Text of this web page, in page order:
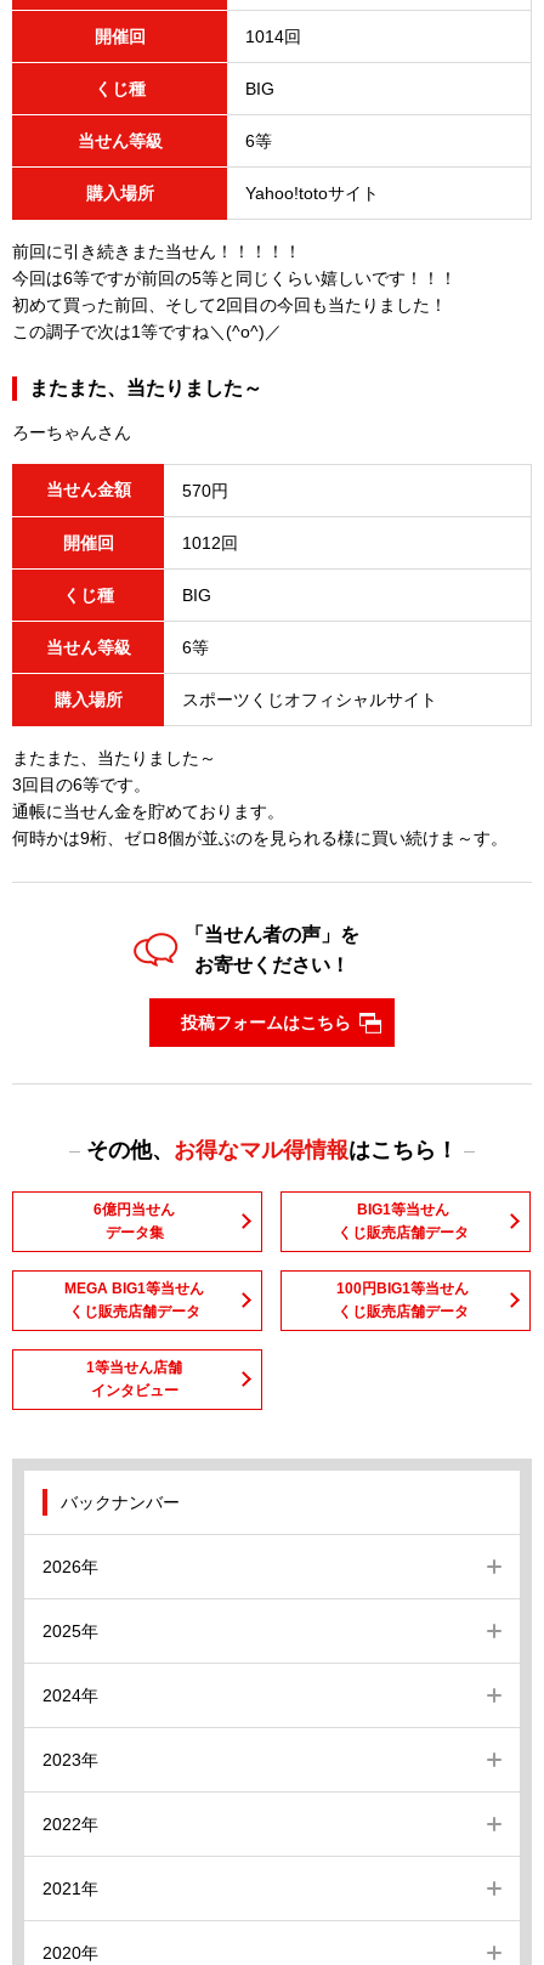
開催回 1014回
くじ種 BIG
当せん等級 6等
購入場所 Yahoo!totoサイト
前回に引き続きまた当せん！！！！！
今回は6等ですが前回の5等と同じくらい嬉しいです！！！
初めて買った前回、そして2回目の今回も当たりました！
この調子で次は1等ですね＼(^o^)／
またまた、当たりました～
ろーちゃんさん
当せん金額 570円
開催回 1012回
くじ種 BIG
当せん等級 6等
購入場所 スポーツくじオフィシャルサイト
またまた、当たりました～
3回目の6等です。
通帳に当せん金を貯めております。
何時かは9桁、ゼロ8個が並ぶのを見られる様に買い続けま～す。
「当せん者の声」を
お寄せください！
投稿フォームはこちら
その他、 お得なマル得情報はこちら！
6億円当せん
データ集
BIG1等当せん
くじ販売店舗データ
MEGA BIG1等当せん
くじ販売店舗データ
100円BIG1等当せん
くじ販売店舗データ
1等当せん店舗
インタビュー
バックナンバー
2026年
2025年
2024年
2023年
2022年
2021年
2020年